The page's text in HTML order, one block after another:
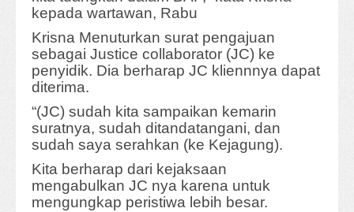
kepada wartawan, Rabu
Krisna Menuturkan surat pengajuan
sebagai Justice collaborator (JC) ke
penyidik. Dia berharap JC kliennnya dapat
diterima.
“(JC) sudah kita sampaikan kemarin
suratnya, sudah ditandatangani, dan
sudah saya serahkan (ke Kejagung).
Kita berharap dari kejaksaan
mengabulkan JC nya karena untuk
mengungkap peristiwa lebih besar.